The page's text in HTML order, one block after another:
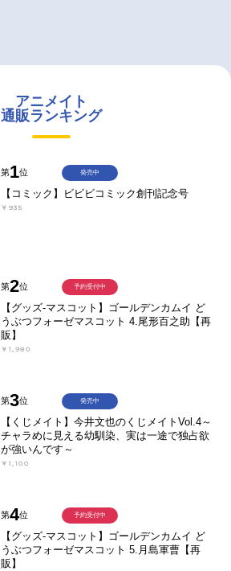
アニメイト
通販ランキング
第1位
【コミック】ビビビコミック創刊記念号
￥935
発売中
第2位
【グッズ-マスコット】ゴールデンカムイ ど
うぶつフォーゼマスコット 4.尾形百之助【再
販】
￥1,980
予約受付中
第3位
【くじメイト】今井文也のくじメイトVol.4～
チャラめに見える幼馴染、実は一途で独占欲
が強いんです～
￥1,100
発売中
第4位
【グッズ-マスコット】ゴールデンカムイ ど
うぶつフォーゼマスコット 5.月島軍曹【再
販】
予約受付中